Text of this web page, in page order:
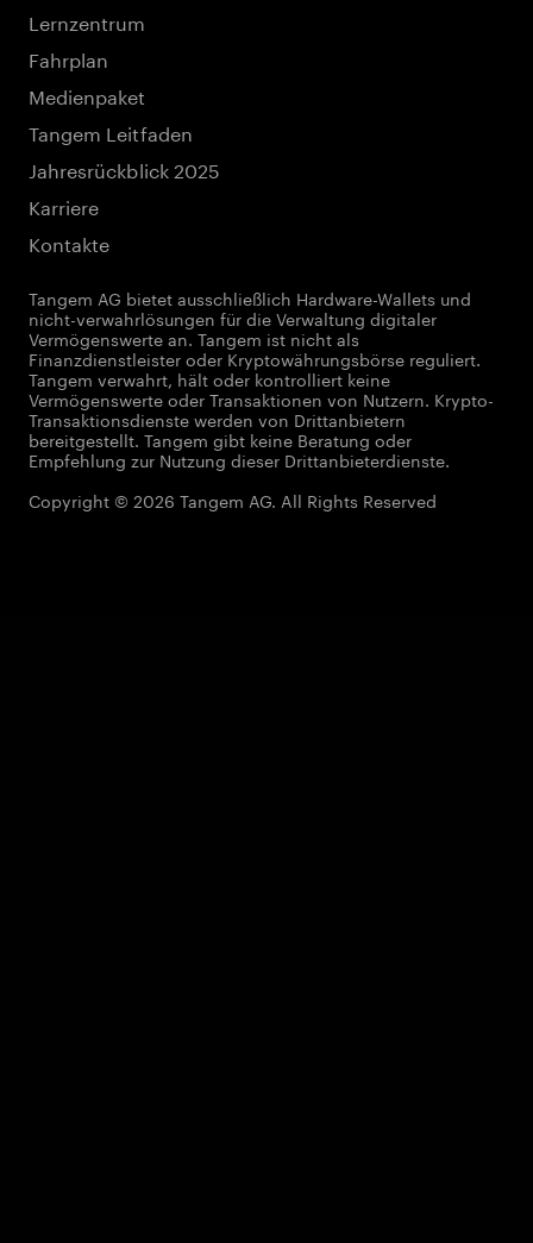
Lernzentrum
Fahrplan
Medienpaket
Tangem Leitfaden
Jahresrückblick 2025
Karriere
Kontakte
Tangem AG bietet ausschließlich Hardware-Wallets und
nicht-verwahrlösungen für die Verwaltung digitaler
Vermögenswerte an. Tangem ist nicht als
Finanzdienstleister oder Kryptowährungsbörse reguliert.
Tangem verwahrt, hält oder kontrolliert keine
Vermögenswerte oder Transaktionen von Nutzern. Krypto-
Transaktionsdienste werden von Drittanbietern
bereitgestellt. Tangem gibt keine Beratung oder
Empfehlung zur Nutzung dieser Drittanbieterdienste.